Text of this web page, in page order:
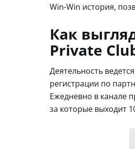
Win-Win история,
Как
Private
Деятельность
регистрации по
Ежедневно в канале
за которые выходит